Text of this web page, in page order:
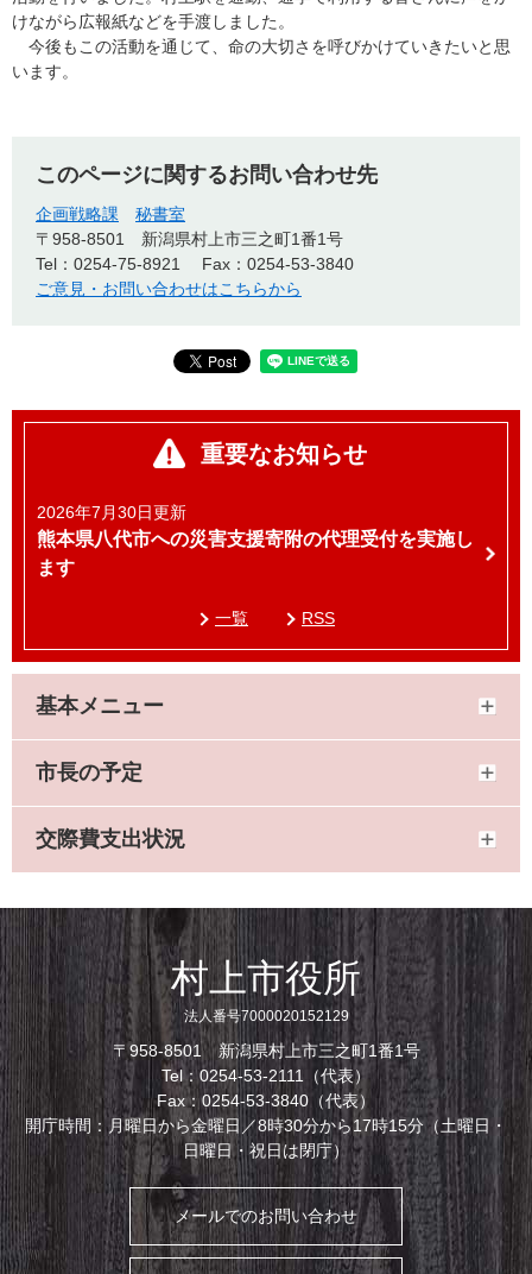
けながら広報紙などを手渡しました。
今後もこの活動を通じて、命の大切さを呼びかけていきたいと思
います。
このページに関するお問い合わせ先
企画戦略課
秘書室
〒958-8501
新潟県村上市三之町1番1号
Tel：0254-75-8921
Fax：0254-53-3840
ご意見・お問い合わせはこちらから
重要なお知らせ
2026年7月30日更新
熊本県八代市への災害支援寄附の代理受付を実施し
ます
一覧 RSS
基本メニュー
市長の予定
交際費支出状況
村上市役所
法人番号7000020152129
〒958-8501 新潟県村上市三之町1番1号
Tel：0254-53-2111（代表）
Fax：0254-53-3840（代表）
開庁時間：月曜日から金曜日／8時30分から17時15分（土曜日・
日曜日・祝日は閉庁）
メールでのお問い合わせ